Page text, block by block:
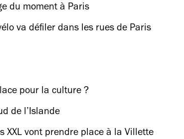
du moment à Paris
va défiler dans les rues de Paris
pour la culture ?
de l’Islande
XXL vont prendre place à la Villette